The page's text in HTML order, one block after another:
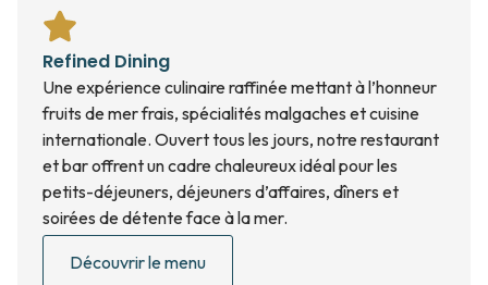
Refined Dining
Une expérience culinaire raffinée mettant à l’honneur
fruits de mer frais, spécialités malgaches et cuisine
internationale. Ouvert tous les jours, notre restaurant
et bar offrent un cadre chaleureux idéal pour les
petits-déjeuners, déjeuners d’affaires, dîners et
soirées de détente face à la mer.
Découvrir le menu